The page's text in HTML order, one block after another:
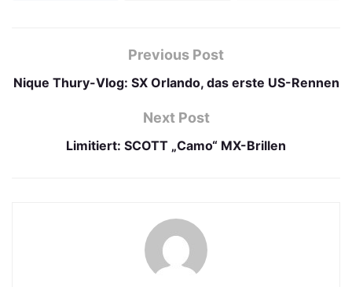
Previous Post
Nique Thury-Vlog: SX Orlando, das erste US-Rennen
Next Post
Limitiert: SCOTT „Camo“ MX-Brillen